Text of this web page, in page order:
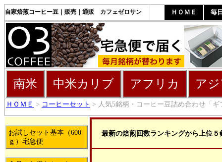
自家焙煎コーヒー豆｜販売｜通販 カフェゼロサン 毎
ＨＯＭＥ
南米 中米カリブ アフリカ ア
ＨＯＭＥ > コーヒーセット > 人気5銘柄・コーヒー豆詰め合わせ「ギ
お試しセット基本（600
ｇ）宅急便
最新の焙煎回数ランキングから上位５